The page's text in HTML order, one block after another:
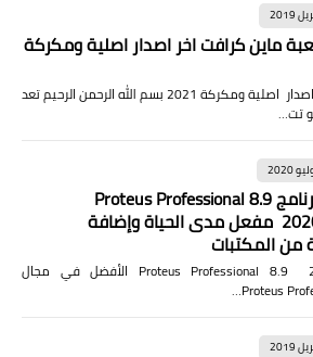
ماين كرافت اخر اصدار اصلية ومكركة
تحميل لعبة ماين كرافت اخر اصدار اصلية ومكركة 2021 بسم الله الرحمن الرحيم تعد
تحميل برنامج Proteus Professional 8.9
2020+crack مفعل مدى الحياة وإضافة
المكتبات
تحميل برنامج Proteus Professional 8.9 2020+crack الأفضل في مجال